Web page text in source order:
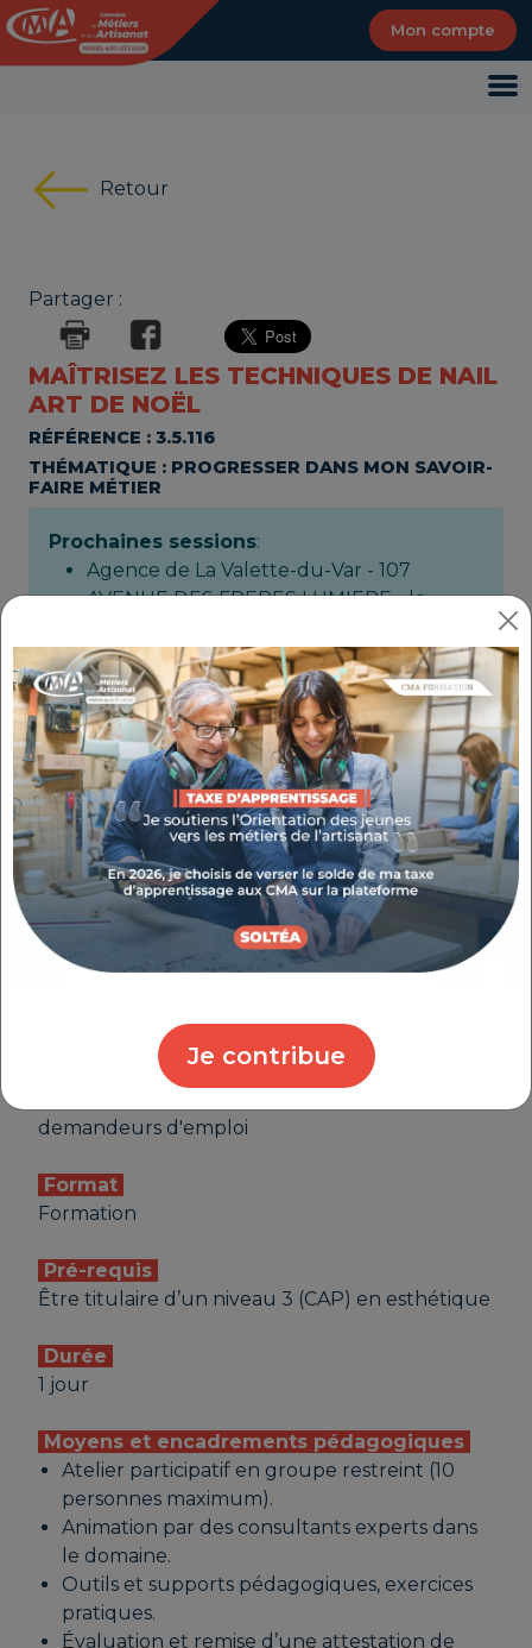
Mon compte
Je contribue
Retour
Partager :
MAÎTRISEZ LES TECHNIQUES DE NAIL
ART DE NOËL
RÉFÉRENCE : 3.5.116
THÉMATIQUE : PROGRESSER DANS MON SAVOIR-
FAIRE MÉTIER
Prochaines sessions:
Agence de La Valette-du-Var - 107
AVENUE DES FRERES LUMIERE - le
Objectifs
Enrichissez votre offre de prestations d'onglerie
en acquérant la maîtrise des techniques de nail
art spécifiques à la période de Noël, afin de
proposer des créations innovantes à la clientèle.
Les +
Atelier participatifen petit groupe
Animation par des
consultants experts
demandeurs d'emploi
Format
Formation
Pré-requis
Être titulaire d’un niveau 3 (CAP) en esthétique
Durée
1 jour
Moyens et encadrements pédagogiques
Atelier participatif en groupe restreint (10
personnes maximum).
Animation par des consultants experts dans
le domaine.
Outils et supports pédagogiques, exercices
pratiques.
Évaluation et remise d’une attestation de
Panneau de gestion des cookies